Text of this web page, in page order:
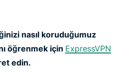
nasıl koruduğumuz
öğrenmek için ExpressVPN
edin.